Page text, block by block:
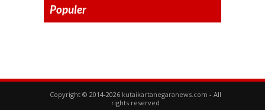
Populer
Copyright © 2014-2026 kutaikartanegaranews.com - All
rights reserved